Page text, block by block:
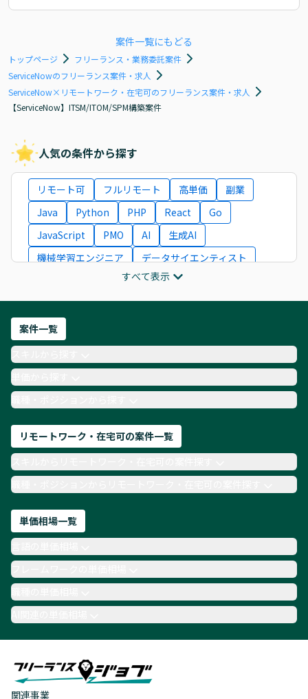
案件一覧にもどる
トップページ
フリーランス・業務委託案件
ServiceNowのフリーランス案件・求人
ServiceNow×リモートワーク・在宅可のフリーランス案件・求人
【ServiceNow】ITSM/ITOM/SPM構築案件
人気の条件から探す
リモート可 フルリモート 高単価
副業
Java
Python PHP React
Go
JavaScript
PMO AI
生成AI
機械学習エンジニア
データサイエンティスト
ITコンサルタント
フロントエンドエンジニア
ネットワークエンジニア
AIエンジニア
Webデザイナー
月収100万円 業務委託
COBOL
Ruby
TypeScript
Laravel AWS
すべて表示
案件一覧
単価から探す
職種・ポジションから探す
リモートワーク・在宅可の案件一覧
職種・ポジションからリモートワーク・在宅可の案件探す
単価相場一覧
職種の単価相場
AI関連の単価相場
関連事業